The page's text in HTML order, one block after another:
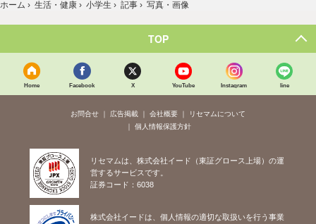
ホーム › 生活・健康 › 小学生 › 記事 › 写真・画像
TOP
Home Facebook X YouTube Instagram line
お問合せ 広告掲載 会社概要
リセマムについて
個人情報保護方針
リセマムは、株式会社イード（東証グロース上場）の運
営するサービスです。
証券コード：6038
株式会社イードは、個人情報の適切な取扱いを行う事業